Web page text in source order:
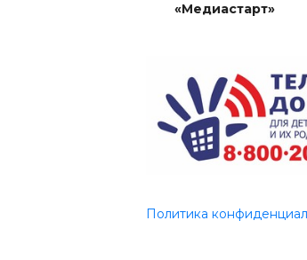
«Медиастарт»
Политика